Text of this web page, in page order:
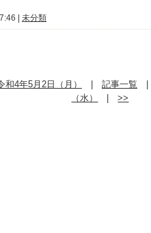
| 未分類
和4年5月2日（月） 記事一覧
（水）
|>>